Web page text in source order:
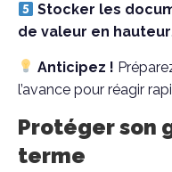
Stocker les
de valeur en hauteur.
Anticipez !
l’avance pour réagir
Protéger son
terme